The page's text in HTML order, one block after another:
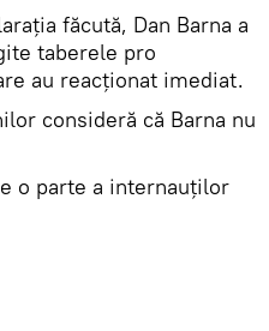
făcută, Dan Barna a
taberele pro
au reacționat imediat.
consideră că Barna nu
o parte a internauților